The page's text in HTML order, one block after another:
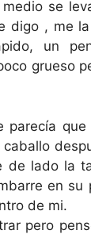
se
digo , me
un
grueso
parecía
de lado la
en su
de mi.
pero